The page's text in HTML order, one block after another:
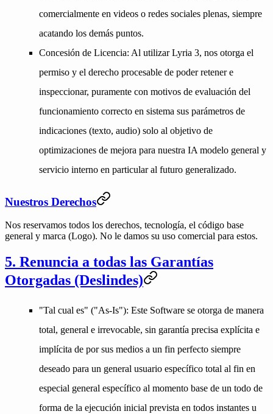
comercialmente en videos o redes sociales plenas, siempre
acatando los demás puntos.
Concesión de Licencia: Al utilizar Lyria 3, nos otorga el
permiso y el derecho procesable de poder retener e
inspeccionar, puramente con motivos de evaluación del
funcionamiento correcto en sistema sus parámetros de
indicaciones (texto, audio) solo al objetivo de
optimizaciones de mejora para nuestra IA modelo general y
servicio interno en particular al futuro generalizado.
Nuestros Derechos
Nos reservamos todos los derechos, tecnología, el código base
general y marca (Logo). No le damos su uso comercial para estos.
5. Renuncia a todas las Garantías
Otorgadas (Deslindes)
"Tal cual es" ("As-Is"): Este Software se otorga de manera
total, general e irrevocable, sin garantía precisa explícita e
implícita de por sus medios a un fin perfecto siempre
deseado para un general usuario específico total al fin en
especial general específico al momento base de un todo de
forma de la ejecución inicial prevista en todos instantes u